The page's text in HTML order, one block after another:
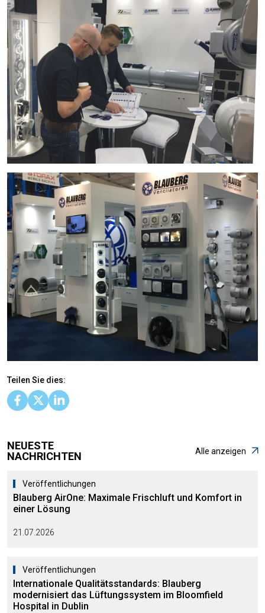
Teilen Sie dies:
NEUESTE
NACHRICHTEN
Alle anzeigen
Veröffentlichungen
Blauberg AirOne: Maximale Frischluft und Komfort in
einer Lösung
21.07.2026
Veröffentlichungen
Internationale Qualitätsstandards: Blauberg
modernisiert das Lüftungssystem im Bloomfield
Hospital in Dublin